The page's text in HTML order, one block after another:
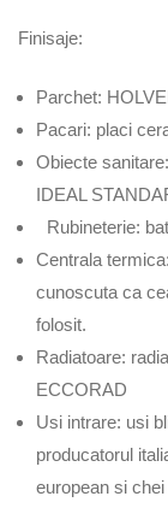
Finisaje:
Parchet:
Pacari: placi
Obiecte
IDEAL
Rubineterie:
Centrala
cunoscuta ca
folosit.
Radiatoare:
ECCORAD
Usi intrare: usi
producatorul
european si